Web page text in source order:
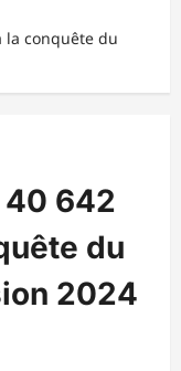
la conquête du
40 642
du
2024